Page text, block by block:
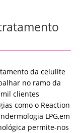
da celulite
no ramo da
clientes
como o Reaction
LPG,em
permite-nos